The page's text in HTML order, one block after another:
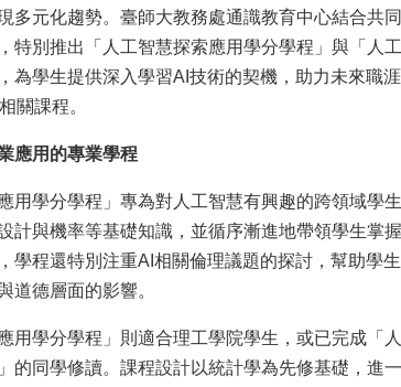
多元化趨勢。臺師大教務處通識教育中心結合共
特別推出「人工智慧探索應用學分學程」與「人
為學生提供深入學習AI技術的契機，助力未來職涯
關課程。
應用的專業學程
用學分學程」專為對人工智慧有興趣的跨領域學
計與機率等基礎知識，並循序漸進地帶領學生掌
學程還特別注重AI相關倫理議題的探討，幫助學
道德層面的影響。
用學分學程」則適合理工學院學生，或已完成「
的同學修讀。課程設計以統計學為先修基礎，進